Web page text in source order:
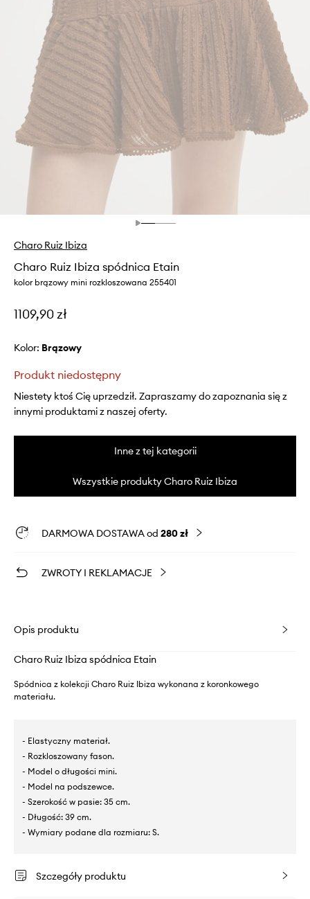
Charo Ruiz Ibiza
Charo Ruiz Ibiza spódnica Etain
kolor brązowy mini rozkloszowana 255401
1109,90 zł
Kolor: brązowy
Produkt niedostępny
Niestety ktoś Cię uprzedził. Zapraszamy do zapoznania się z
innymi produktami z naszej oferty.
Inne z tej kategorii
Wszystkie produkty Charo Ruiz Ibiza
DARMOWA DOSTAWA od 280 zł
ZWROTY I REKLAMACJE
Opis produktu
Charo Ruiz Ibiza spódnica Etain
Spódnica z kolekcji Charo Ruiz Ibiza wykonana z koronkowego
materiału.
- Elastyczny materiał.
- Rozkloszowany fason.
- Model o długości mini.
- Model na podszewce.
- Szerokość w pasie: 35 cm.
- Długość: 39 cm.
- Wymiary podane dla rozmiaru: S.
Szczegóły produktu